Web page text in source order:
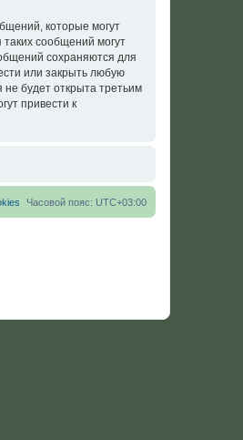
которые могут
сообщений могут
сохраняются для
или закрыть любую
будет открыта третьим
привести к
Часовой пояс: UTC+03:00